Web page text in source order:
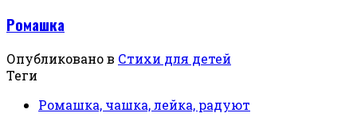
Ромашка
Опубликовано в Стихи для детей
Теги
Ромашка, чашка, лейка, радуют